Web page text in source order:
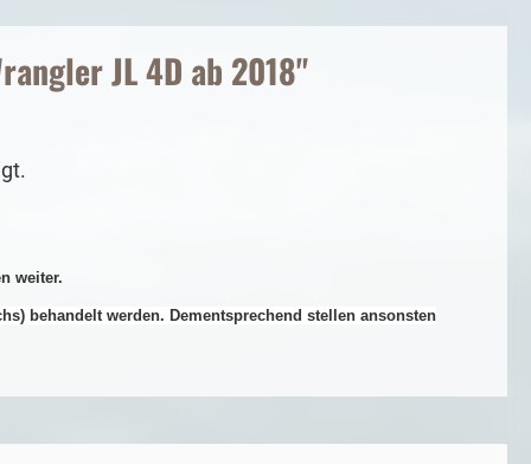
JL 4D ab 2018"
weiter.
behandelt werden. Dementsprechend stellen ansonsten